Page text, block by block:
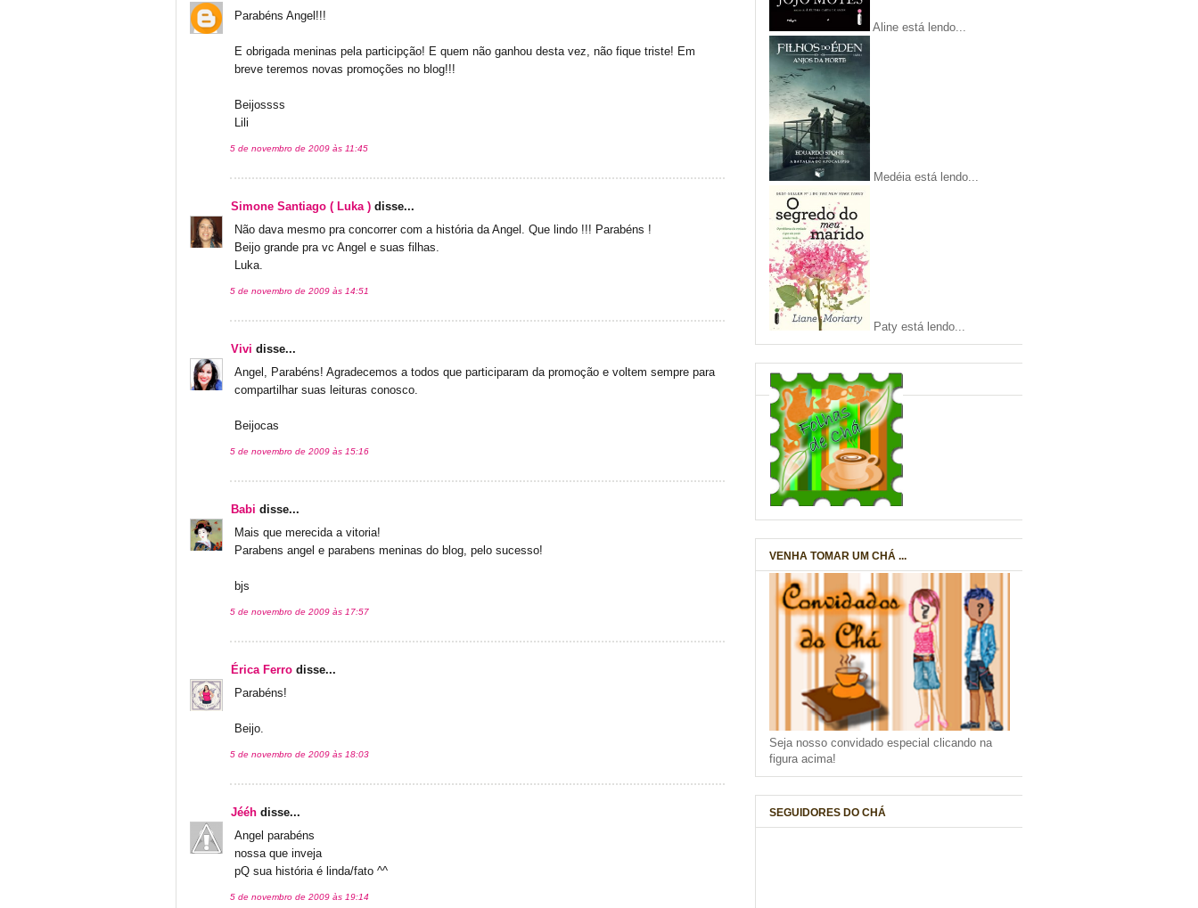
Parabéns Angel!!!
E obrigada meninas pela participção! E quem não ganhou desta vez, não fique triste! Em
breve teremos novas promoções no blog!!!
Beijossss
Lili
5 de novembro de 2009 às 11:45
Simone Santiago ( Luka ) disse...
Não dava mesmo pra concorrer com a história da Angel. Que lindo !!! Parabéns !
Beijo grande pra vc Angel e suas filhas.
Luka.
5 de novembro de 2009 às 14:51
Vivi disse...
Angel, Parabéns! Agradecemos a todos que participaram da promoção e voltem sempre para
compartilhar suas leituras conosco.
Beijocas
5 de novembro de 2009 às 15:16
Babi disse...
Mais que merecida a vitoria!
Parabens angel e parabens meninas do blog, pelo sucesso!
bjs
5 de novembro de 2009 às 17:57
Érica Ferro disse...
Parabéns!
Beijo.
5 de novembro de 2009 às 18:03
Jééh disse...
Angel parabéns
nossa que inveja
pQ sua história é linda/fato ^^
5 de novembro de 2009 às 19:14
Aline está lendo...
Medéia está lendo...
Paty está lendo...
VENHA TOMAR UM CHÁ ...
Seja nosso convidado especial clicando na
figura acima!
SEGUIDORES DO CHÁ